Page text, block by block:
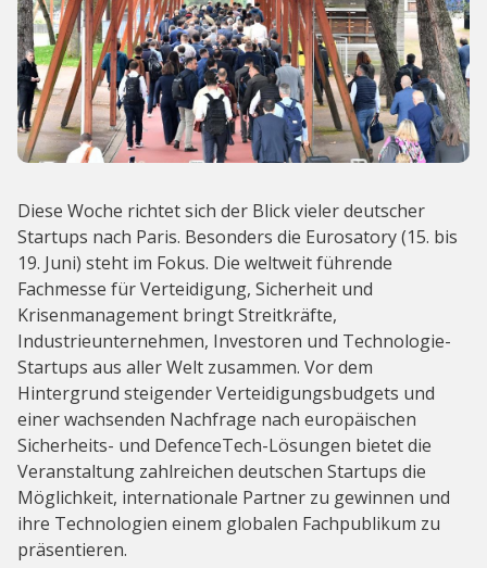
Diese Woche richtet sich der Blick vieler deutscher
Startups nach Paris. Besonders die Eurosatory (15. bis
19. Juni) steht im Fokus. Die weltweit führende
Fachmesse für Verteidigung, Sicherheit und
Krisenmanagement bringt Streitkräfte,
Industrieunternehmen, Investoren und Technologie-
Startups aus aller Welt zusammen. Vor dem
Hintergrund steigender Verteidigungsbudgets und
einer wachsenden Nachfrage nach europäischen
Sicherheits- und DefenceTech-Lösungen bietet die
Veranstaltung zahlreichen deutschen Startups die
Möglichkeit, internationale Partner zu gewinnen und
ihre Technologien einem globalen Fachpublikum zu
präsentieren.